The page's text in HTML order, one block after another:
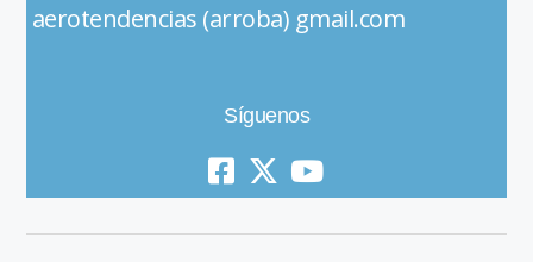
aerotendencias (arroba) gmail.com
Síguenos